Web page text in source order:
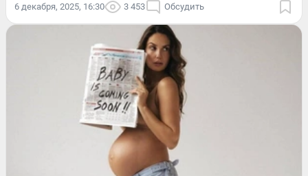
6 декабря, 2025, 16:30 3 453 Обсудить